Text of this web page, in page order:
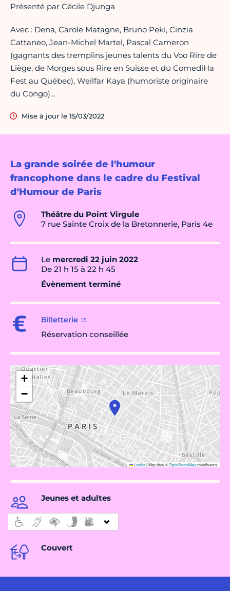
La grande soirée de l'humour
francophone dans le cadre du Festival
d'Humour de Paris
Théâtre du Point Virgule
7 rue Sainte Croix de la Bretonnerie, Paris 4e
Le mercredi 22 juin 2022
De 21 h 15 à 22 h 45
Évènement terminé
Billetterie
Réservation conseillée
+
−
Leaflet|Map data ©OpenStreetMapcontributors
Jeunes et adultes
Couvert
Présenté par Cécile Djunga
Avec : Dena, Carole Matagne, Bruno Peki, Cinzia
Cattaneo, Jean-Michel Martel, Pascal Cameron
(gagnants des tremplins jeunes talents du Voo Rire de
Liège, de Morges sous Rire en Suisse et du ComediHa
Fest au Québec), Weilfar Kaya (humoriste originaire
du Congo)…
Mise à jour le 15/03/2022